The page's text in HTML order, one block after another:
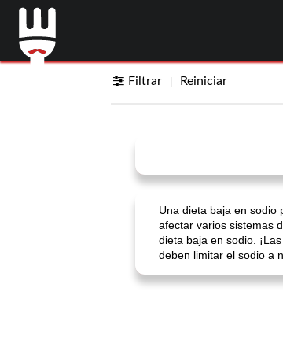
Filtrar Reiniciar
Una dieta baja en sodio
afectar varios sistemas
dieta baja en sodio.
deben limitar el sodio a